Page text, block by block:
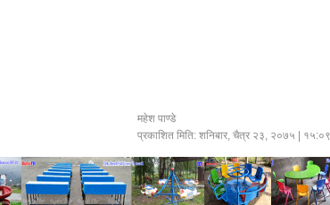
महेश पाण्डे
प्रकाशित मिति:शनिबार, चैत्र २३, २०७५ |